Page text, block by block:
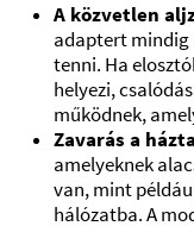
A közvetlen
adaptert mindig
tenni. Ha
helyezi,
működnek,
Zavarás a
amelyeknek
van, mint
hálózatba. A